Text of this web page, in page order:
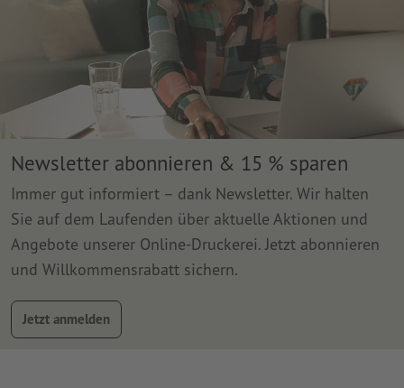
Newsletter abonnieren & 15 % sparen
Immer gut informiert – dank Newsletter. Wir halten
Sie auf dem Laufenden über aktuelle Aktionen und
Angebote unserer Online-Druckerei. Jetzt abonnieren
und Willkommensrabatt sichern.
Jetzt anmelden